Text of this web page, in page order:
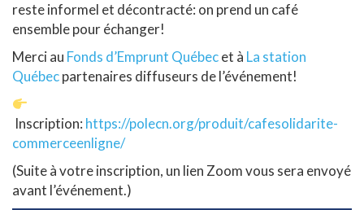
reste informel et décontracté: on prend un café
ensemble pour échanger!
Merci au Fonds d’Emprunt Québecet à La station
Québecpartenaires diffuseurs de l’événement!
Inscription: https://polecn.org/produit/cafesolidarite-
commerceenligne/
(Suite à votre inscription, un lien Zoom vous sera envoyé
avant l’événement.)